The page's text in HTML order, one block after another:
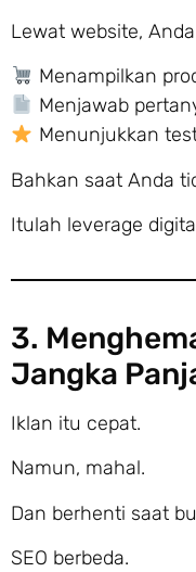
Lewat website,
Menampilkan
Menjawab
Menunjukkan
Bahkan saat Anda
Itulah leverage
3.
Jangka
Iklan itu cepat.
Namun, mahal.
Dan berhenti saat
SEO berbeda.